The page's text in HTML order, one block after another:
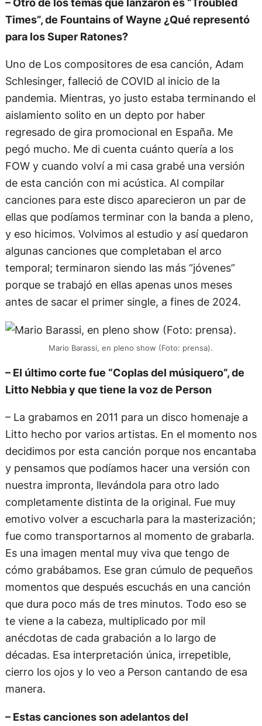
Times”, de Fountains of Wayne ¿Qué representó
para los Super Ratones?
Uno de Los compositores de esa canción, Adam
Schlesinger, falleció de COVID al inicio de la
pandemia. Mientras, yo justo estaba terminando el
aislamiento solito en un depto por haber
regresado de gira promocional en España. Me
pegó mucho. Me di cuenta cuánto quería a los
FOW y cuando volví a mi casa grabé una versión
de esta canción con mi acústica. Al compilar
canciones para este disco aparecieron un par de
ellas que podíamos terminar con la banda a pleno,
y eso hicimos. Volvimos al estudio y así quedaron
algunas canciones que completaban el arco
temporal; terminaron siendo las más “jóvenes”
porque se trabajó en ellas apenas unos meses
antes de sacar el primer single, a fines de 2024.
Mario Barassi, en pleno show (Foto: prensa).
– El último corte fue “Coplas del músiquero”, de
Litto Nebbia y que tiene la voz de Person
– La grabamos en 2011 para un disco homenaje a
Litto hecho por varios artistas. En el momento nos
decidimos por esta canción porque nos encantaba
y pensamos que podíamos hacer una versión con
nuestra impronta, llevándola para otro lado
completamente distinta de la original. Fue muy
emotivo volver a escucharla para la masterización;
fue como transportarnos al momento de grabarla.
Es una imagen mental muy viva que tengo de
cómo grabábamos. Ese gran cúmulo de pequeños
momentos que después escuchás en una canción
que dura poco más de tres minutos. Todo eso se
te viene a la cabeza, multiplicado por mil
anécdotas de cada grabación a lo largo de
décadas. Esa interpretación única, irrepetible,
cierro los ojos y lo veo a Person cantando de esa
manera.
– Estas canciones son adelantos del